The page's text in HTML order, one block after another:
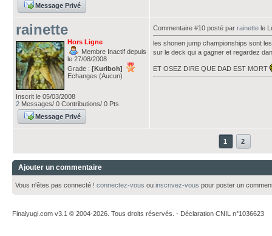
Message Privé
rainette
Hors Ligne
Membre Inactif depuis
le 27/08/2008
Grade : [Kuriboh]
Echanges (Aucun)
Inscrit le 05/03/2008
2 Messages/ 0 Contributions/ 0 Pts
Message Privé
Commentaire #10 posté par rainette le
les shonen jump championships sont
sur le deck qui a gagner et regardez
ET OSEZ DIRE QUE DAD EST MORT
1 2
Ajouter un commentaire
Vous n'êtes pas connecté ! connectez-vous ou inscrivez-vous pour poster un
Finalyugi.com v3.1 © 2004-2026. Tous droits réservés. - Déclaration CNIL n°1036623